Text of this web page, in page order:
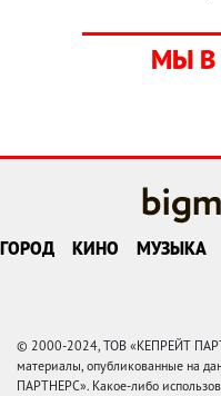
МЫ В
ГОРОД КИНО МУЗЫКА
© 2000-2024, ТОВ «КЕПРЕЙТ
материалы, опубликованные на
ПАРТНЕРС». Какое-либо